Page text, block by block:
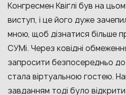
Конгресмен Квіґлі був на
виступ, і це його дуже
мною, щоб дізнатися більше
СУМі. Через ковідні
запросити безпосередньо
стала віртуальною гостею.
завданням тоді було